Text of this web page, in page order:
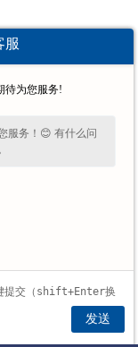
体材料、熔化
高纯度
服
待为您服务!
服务！😊 有什么问
发送